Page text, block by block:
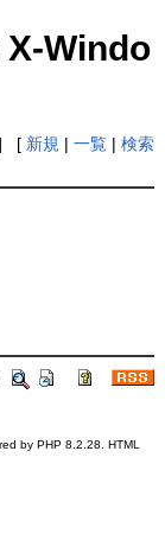
Windo
[ 新規 | 一覧| 検索
by PHP 8.2.28. HTML